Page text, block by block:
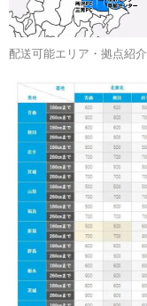
配送可能エリア・拠点紹介